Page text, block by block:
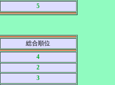
5
総合順位
4
2
3